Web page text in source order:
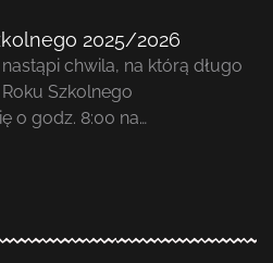
2025/2026
chwila, na którą długo
Szkolnego
o godz. 8:00 na…